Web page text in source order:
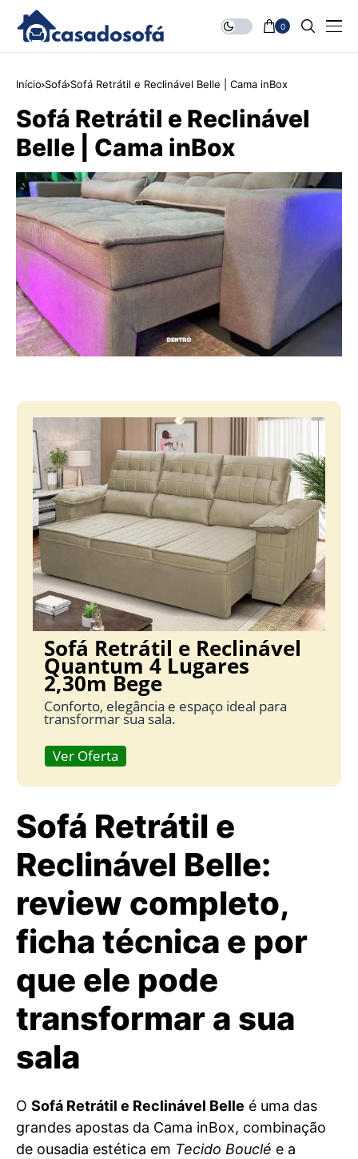
0
Início Sofá Sofá Retrátil e Reclinável Belle | Cama inBox
Sofá Retrátil e Reclinável
Belle | Cama inBox
Sofá Retrátil e Reclinável
Quantum 4 Lugares
2,30m Bege
Conforto, elegância e espaço ideal para
transformar sua sala.
Ver Oferta
Sofá Retrátil e
Reclinável Belle:
review completo,
ficha técnica e por
que ele pode
transformar a sua
sala
O Sofá Retrátil e Reclinável Belle é uma das
grandes apostas da Cama inBox, combinação
de ousadia estética em Tecido Bouclé e a